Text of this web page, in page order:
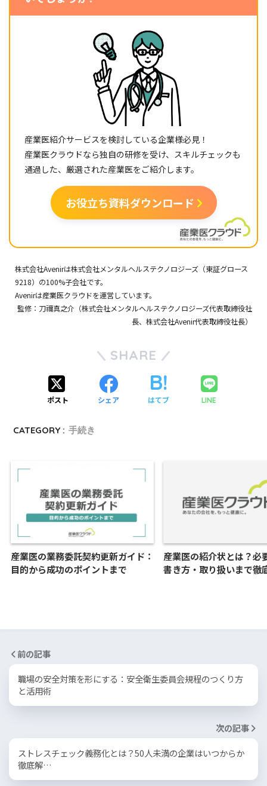
産業医紹介サービスを検討している企業様必見！
産業医クラウドなら独自の研修を受け、スキルチェックも
通過した、厳選された産業医をご紹介します。
お役立ち資料ダウンロード
株式会社Avenirは株式会社メンタルヘルステクノロジーズ （東証グロース
9218）の100%子会社です。
Avenirは産業医クラウドを運営しています。
監修：刀禰真之介（株式会社メンタルヘルステクノロジーズ代表取締役社
長、 株式会社Avenir代表取締役社長）
SHARE
ポスト シェア はてブ LINE
CATEGORY : 手続き
産業医の業務委託契約更新ガイド：
目的から成功のポイントまで
産業医の紹介状とは？必
書き方・取り扱いまで徹
前の記事
職場の安全対策を形にする：安全衛生委員会規程のつくり方
と活用術
次の記事
ストレスチェック義務化とは？50人未満の企業はいつからか
徹底解…